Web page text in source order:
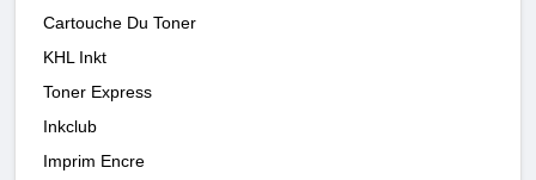
Cartouche Du Toner
KHL Inkt
Toner Express
Inkclub
Imprim Encre